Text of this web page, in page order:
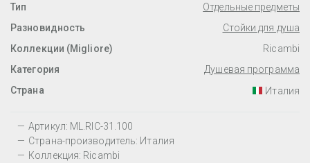
Тип
Отдельные предметы
Разновидность
Стойки для душа
Коллекции (Migliore)
Ricambi
Категория
Душевая программа
Страна
Италия
Артикул: ML.RIC-31.100
Страна-производитель: Италия
Коллекция: Ricambi